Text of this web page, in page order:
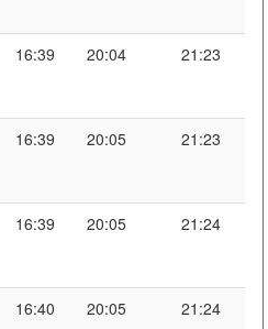
16:39 20:04 21:23
16:39 20:05 21:23
16:39 20:05 21:24
16:40 20:05 21:24